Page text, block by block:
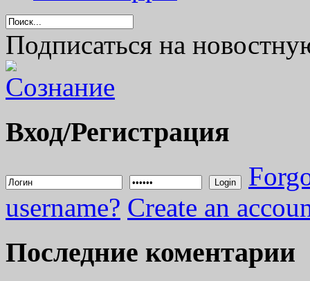
Подписаться на
Вход/Регистрация
Login
username? Create an
Последние коментарии